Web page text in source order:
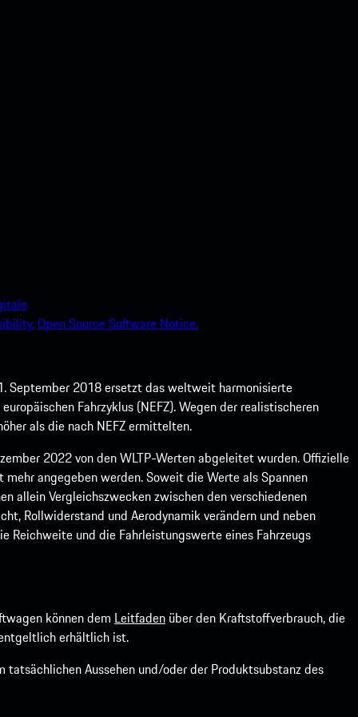
Open Source Software Notice.
September 2018 ersetzt das weltweit harmonisierte
Fahrzyklus (NEFZ). Wegen der realistischeren
als die nach NEFZ ermittelten.
2022 von den WLTP-Werten abgeleitet wurden. Offizielle
angegeben werden. Soweit die Werte als Spannen
allein Vergleichszwecken zwischen den verschiedenen
Rollwiderstand und Aerodynamik verändern und neben
Reichweite und die Fahrleistungswerte eines Fahrzeugs
können dem Leitfaden über den Kraftstoffverbrauch, die
erhältlich ist.
Aussehen und/oder der Produktsubstanz des